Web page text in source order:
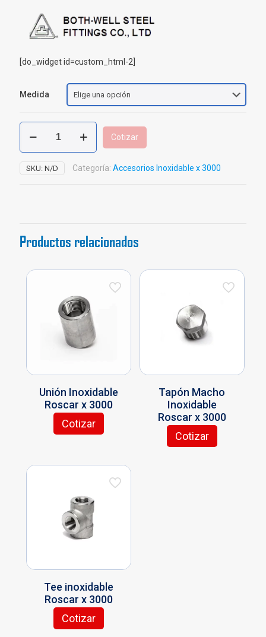
[do_widget id=custom_html-2]
Medida
Codo
Inoxidable
Roscar
x
3000
Cotizar
SKU: N/D Categoría: Accesorios Inoxidable x 3000
Productos relacionados
Unión Inoxidable
Roscar x 3000
Cotizar
Este
múltiples
opciones
pueden
elegir
de
producto
Tapón Macho
Inoxidable
Roscar x 3000
Cotizar
Este
Tee inoxidable
Roscar x 3000
Cotizar
Este